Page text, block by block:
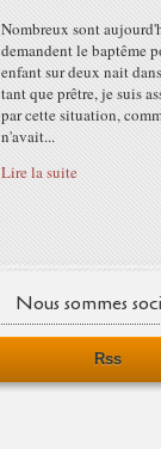
Nombreux sont
demandent le baptême
enfant sur deux nait
tant que prêtre, je suis
par cette situation,
n'avait...
Lire la suite
Nous sommes
Rss